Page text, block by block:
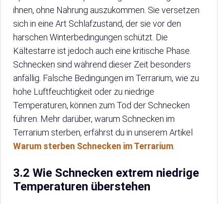
ihnen, ohne Nahrung auszukommen. Sie versetzen
sich in eine Art Schlafzustand, der sie vor den
harschen Winterbedingungen schützt. Die
Kältestarre ist jedoch auch eine kritische Phase.
Schnecken sind während dieser Zeit besonders
anfällig. Falsche Bedingungen im Terrarium, wie zu
hohe Luftfeuchtigkeit oder zu niedrige
Temperaturen, können zum Tod der Schnecken
führen. Mehr darüber, warum Schnecken im
Terrarium sterben, erfährst du in unserem Artikel
Warum sterben Schnecken im Terrarium
3.2 Wie Schnecken extrem niedrige
Temperaturen überstehen